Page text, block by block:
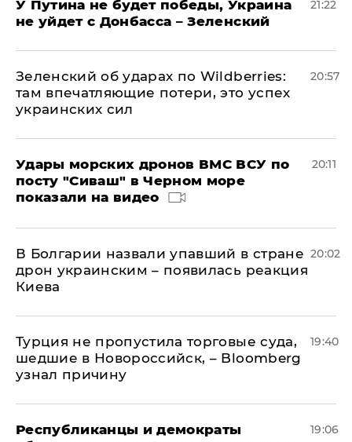
У Путина не будет победы, Украина
не уйдет с Донбасса – Зеленский
21:22
Зеленский об ударах по Wildberries:
там впечатляющие потери, это успех
украинских сил
20:57
Удары морских дронов ВМС ВСУ по
посту "Сиваш" в Черном море
показали на видео
20:11
В Болгарии назвали упавший в стране
дрон украинским – появилась реакция
Киева
20:02
Турция не пропустила торговые суда,
шедшие в Новороссийск, – Bloomberg
узнал причину
19:40
Республиканцы и демократы
19:06